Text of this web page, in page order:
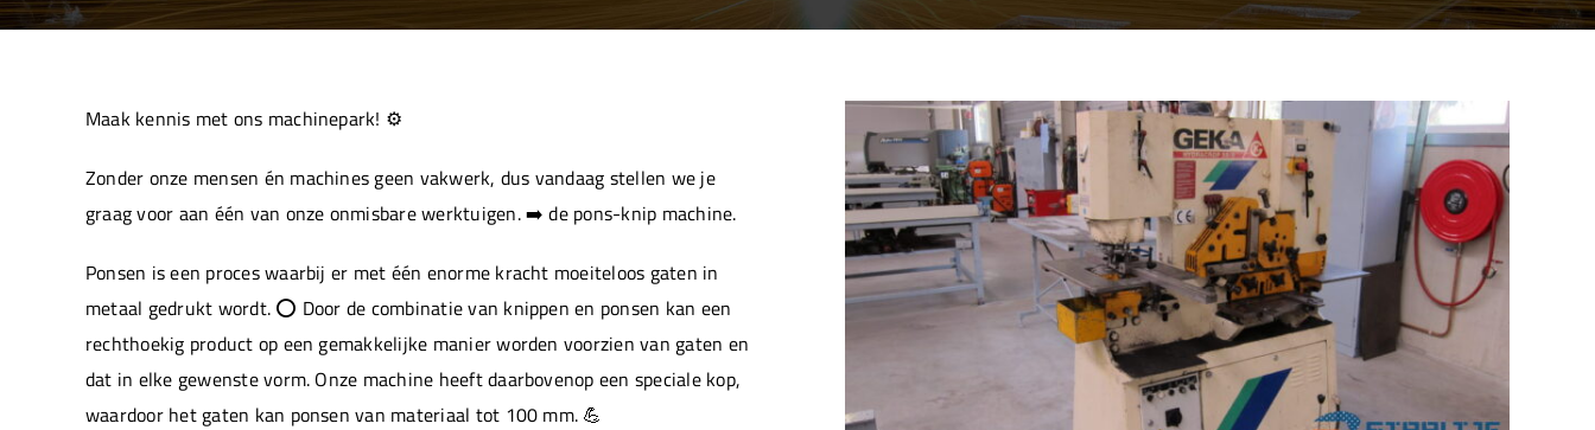
Maak kennis met ons machinepark! ⚙️
Zonder onze mensen én machines geen vakwerk, dus vandaag stellen we je
graag voor aan één van onze onmisbare werktuigen. ➡️ de pons-knip machine.
Ponsen is een proces waarbij er met één enorme kracht moeiteloos gaten in
metaal gedrukt wordt. ⭕ Door de combinatie van knippen en ponsen kan een
rechthoekig product op een gemakkelijke manier worden voorzien van gaten en
dat in elke gewenste vorm. Onze machine heeft daarbovenop een speciale kop,
waardoor het gaten kan ponsen van materiaal tot 100 mm. 💪